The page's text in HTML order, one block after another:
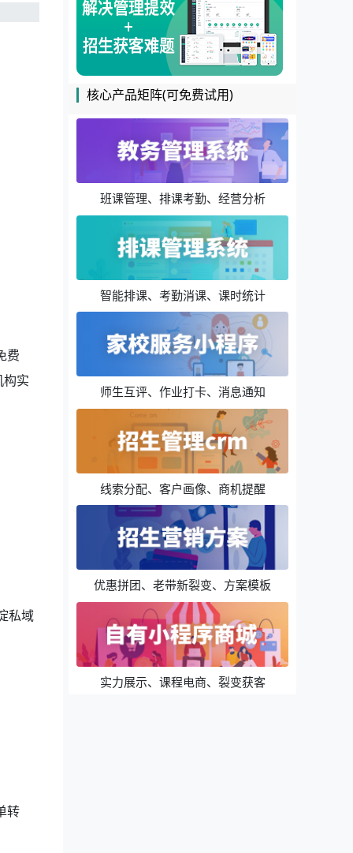
费
实
私域
转
核心产品矩阵(可免费试用)
班课管理、排课考勤、经营分析
智能排课、考勤消课、课时统计
师生互评、作业打卡、消息通知
线索分配、客户画像、商机提醒
优惠拼团、老带新裂变、方案模板
实力展示、课程电商、裂变获客